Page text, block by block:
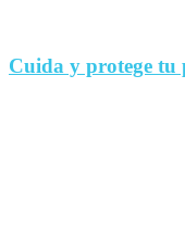
Cuida y protege tu